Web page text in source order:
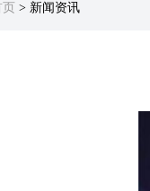
> 新闻资讯